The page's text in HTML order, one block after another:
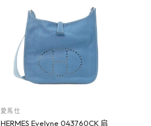
愛馬仕
HERMES Evelyne 043760CK 肩